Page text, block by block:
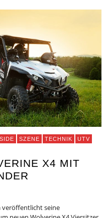
SZENE TECHNIK
UTV
X4 MIT
veröffentlicht seine